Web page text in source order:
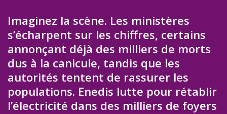
Imaginez la scène. Les ministères
s’écharpent sur les chiffres, certains
annonçant déjà des milliers de morts
dus à la canicule, tandis que les
autorités tentent de rassurer les
populations. Enedis lutte pour rétablir
l’électricité dans des milliers de foyers